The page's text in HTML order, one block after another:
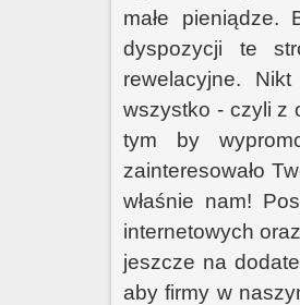
małe pieniądze.
dyspozycji te
rewelacyjne.
wszystko - czyli z
tym by
zainteresowało
właśnie nam!
internetowych
jeszcze na
aby firmy w